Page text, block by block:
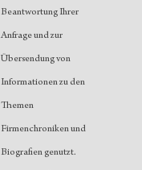
Beantwortung Ihrer
Anfrage und zur
Übersendung von
Informationen zu den
Themen
Firmenchroniken und
Biografien genutzt.